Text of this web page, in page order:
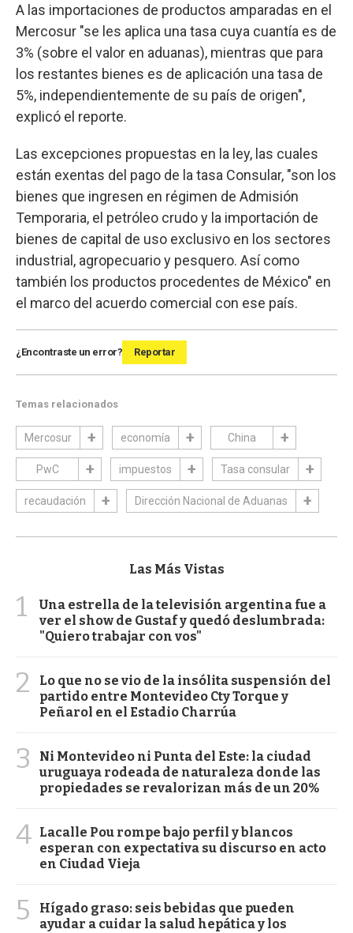
A las importaciones de productos amparadas en el
Mercosur "se les aplica una tasa cuya cuantía es de
3% (sobre el valor en aduanas), mientras que para
los restantes bienes es de aplicación una tasa de
5%, independientemente de su país de origen",
explicó el reporte.
Las excepciones propuestas en la ley, las cuales
están exentas del pago de la tasa Consular, "son los
bienes que ingresen en régimen de Admisión
Temporaria, el petróleo crudo y la importación de
bienes de capital de uso exclusivo en los sectores
industrial, agropecuario y pesquero. Así como
también los productos procedentes de México" en
el marco del acuerdo comercial con ese país.
¿Encontraste un error? Reportar
Temas relacionados
Mercosur economía China
PwC impuestos Tasa consular
recaudación Dirección Nacional de Aduanas
Las Más Vistas
1
Una estrella de la televisión argentina fue a
ver el show de Gustaf y quedó deslumbrada:
"Quiero trabajar con vos"
2
Lo que no se vio de la insólita suspensión del
partido entre Montevideo Cty Torque y
Peñarol en el Estadio Charrúa
3
Ni Montevideo ni Punta del Este: la ciudad
uruguaya rodeada de naturaleza donde las
propiedades se revalorizan más de un 20%
4 Lacalle Pou rompe bajo perfil y blancos
esperan con expectativa su discurso en acto
en Ciudad Vieja
5
Hígado graso: seis bebidas que pueden
ayudar a cuidar la salud hepática y los